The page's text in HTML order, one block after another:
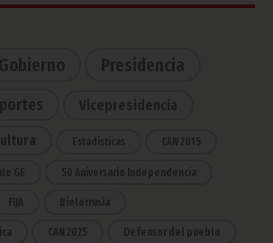
Gobierno
Presidencia
Vicepresidencia
Estadísticas CAN 2015
GE 50 Aniversario Independencia
FIJA Bielorrusia
CAN 2025 Defensor del pueblo